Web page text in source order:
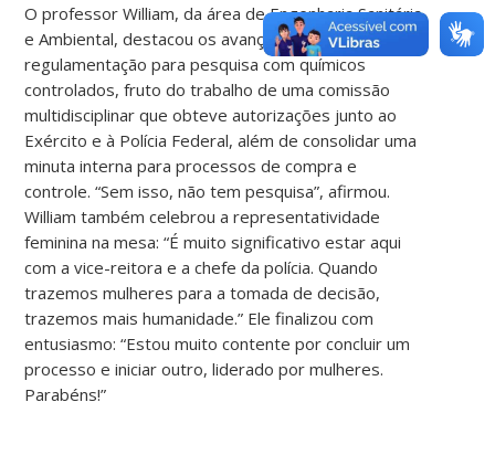
O professor William, da área de Engenharia Sanitária
e Ambiental, destacou os avanços na
regulamentação para pesquisa com químicos
controlados, fruto do trabalho de uma comissão
multidisciplinar que obteve autorizações junto ao
Exército e à Polícia Federal, além de consolidar uma
minuta interna para processos de compra e
controle. “Sem isso, não tem pesquisa”, afirmou.
William também celebrou a representatividade
feminina na mesa: “É muito significativo estar aqui
com a vice-reitora e a chefe da polícia. Quando
trazemos mulheres para a tomada de decisão,
trazemos mais humanidade.” Ele finalizou com
entusiasmo: “Estou muito contente por concluir um
processo e iniciar outro, liderado por mulheres.
Parabéns!”